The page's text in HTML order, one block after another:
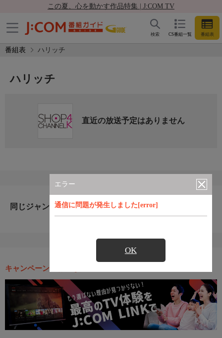
この夏、心を動かす作品特集 | J:COM TV
CS番組一覧 番組表
検索
番組表 ハリッチ
エラー
通信に問題が発生しました[error]
OK
ハリッチ
直近の放送予定はありません
同じジャンルのおすすめ番組
キャンペーン・お得な情報